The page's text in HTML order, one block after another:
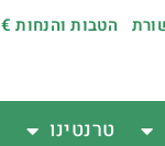
הטבות והנחות €
טרנטינו